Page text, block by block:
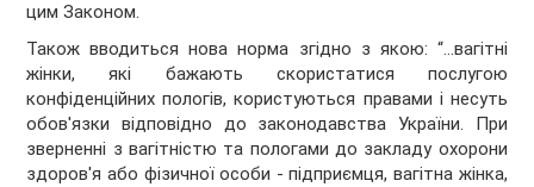
цим Законом.
Також вводиться нова норма згідно з якою: “…вагітні
жінки, які бажають скористатися послугою
конфіденційних пологів, користуються правами і несуть
обов'язки відповідно до законодавства України. При
зверненні з вагітністю та пологами до закладу охорони
здоров'я або фізичної особи - підприємця, вагітна жінка,